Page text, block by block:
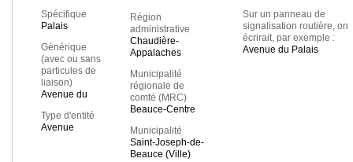
Spécifique
Palais
Générique
(avec ou sans
particules de
liaison)
Avenue du
Type d'entité
Avenue
Région
administrative
Chaudière-
Appalaches
Municipalité
régionale de
comté (MRC)
Beauce-Centre
Municipalité
Saint-Joseph-de-
Beauce (Ville)
Sur un panneau de
signalisation routière, on
écrirait, par exemple :
Avenue du Palais